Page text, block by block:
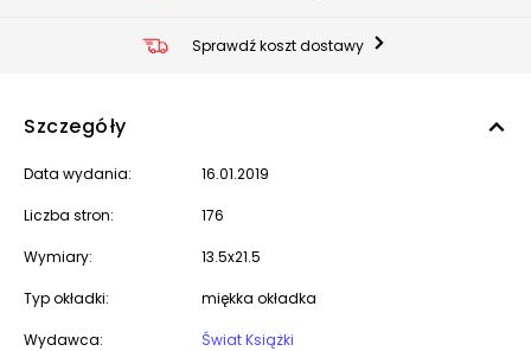
Sprawdź koszt dostawy
Szczegóły
Data wydania: 16.01.2019
Liczba stron: 176
Wymiary: 13.5x21.5
Typ okładki: miękka okładka
Wydawca:
Świat Książki